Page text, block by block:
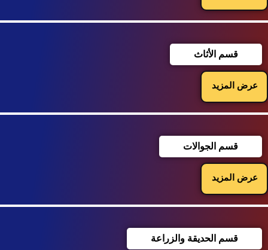
قسم الأثاث
عرض المزيد
قسم الجوالات
عرض المزيد
قسم الحديقة والزراعة